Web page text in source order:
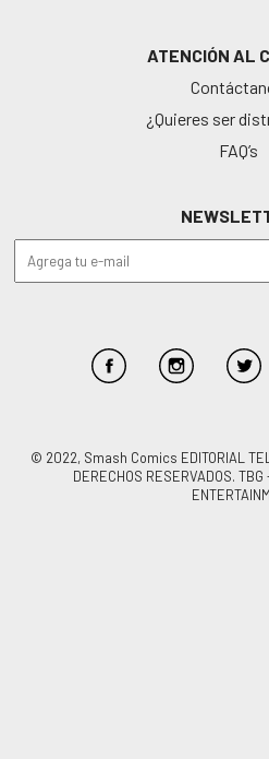
ATENCIÓN AL
¿Quieres ser
FAQ’s
© 2022, Smash Comics EDITORIAL
DERECHOS RESERVADOS.